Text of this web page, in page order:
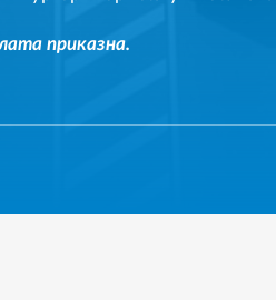
приказна.